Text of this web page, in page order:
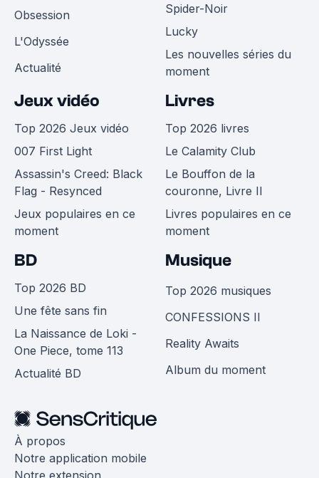
Obsession
L'Odyssée
Actualité
Spider-Noir
Lucky
Les nouvelles séries du
moment
Jeux vidéo
Top 2026 Jeux vidéo
007 First Light
Assassin's Creed: Black
Flag - Resynced
Jeux populaires en ce
moment
Livres
Top 2026 livres
Le Calamity Club
Le Bouffon de la
couronne, Livre II
Livres populaires en ce
moment
BD
Top 2026 BD
Une fête sans fin
La Naissance de Loki -
One Piece, tome 113
Actualité BD
Musique
Top 2026 musiques
CONFESSIONS II
Reality Awaits
Album du moment
À propos
Notre application mobile
Notre extension